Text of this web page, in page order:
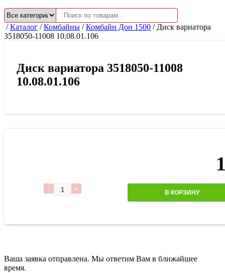
/Каталог /Комбайны /Комбайн Дон 1500 / Диск вариатора
3518050-11008 10.08.01.106
Диск вариатора 3518050-11008
10.08.01.106
Количество
В КОРЗИНУ
Ваша заявка отправлена. Мы ответим Вам в ближайшее
время.